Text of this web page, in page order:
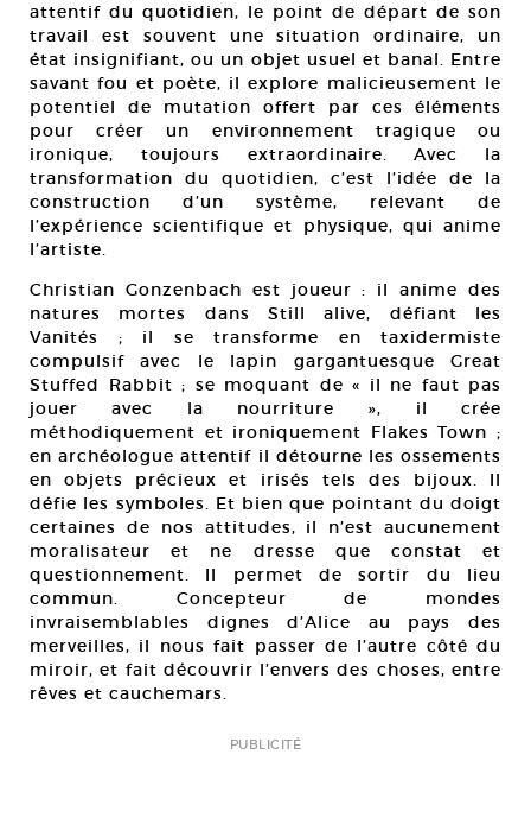
attentif du quotidien, le point de départ de son
travail est souvent une situation ordinaire, un
état insignifiant, ou un objet usuel et banal. Entre
savant fou et poète, il explore malicieusement le
potentiel de mutation offert par ces éléments
pour créer un environnement tragique ou
ironique, toujours extraordinaire. Avec la
transformation du quotidien, c’est l’idée de la
construction d’un système, relevant de
l’expérience scientifique et physique, qui anime
l’artiste.
Christian Gonzenbach est joueur : il anime des
natures mortes dans Still alive, défiant les
Vanités ; il se transforme en taxidermiste
compulsif avec le lapin gargantuesque Great
Stuffed Rabbit ; se moquant de « il ne faut pas
jouer avec la nourriture », il crée
méthodiquement et ironiquement Flakes Town ;
en archéologue attentif il détourne les ossements
en objets précieux et irisés tels des bijoux. Il
défie les symboles. Et bien que pointant du doigt
certaines de nos attitudes, il n’est aucunement
moralisateur et ne dresse que constat et
questionnement. Il permet de sortir du lieu
commun. Concepteur de mondes
invraisemblables dignes d’Alice au pays des
merveilles, il nous fait passer de l’autre côté du
miroir, et fait découvrir l’envers des choses, entre
rêves et cauchemars.
PUBLICITÉ